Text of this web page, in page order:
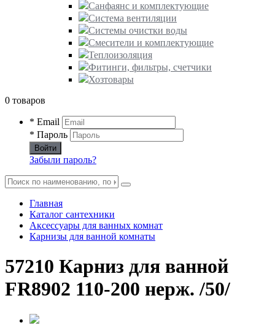
Санфаянс и комплектующие
Система вентиляции
Системы очистки воды
Смесители и комплектующие
Теплоизоляция
Фитинги, фильтры, счетчики
Хозтовары
0 товаров
* Email
* Пароль
Войти
Забыли пароль?
Главная
Каталог сантехники
Аксессуары для ванных комнат
Карнизы для ванной комнаты
57210 Карниз для ванной
FR8902 110-200 нерж. /50/